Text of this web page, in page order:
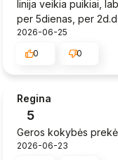
linija veikia puikiai,
per 5dienas, per
2026-06-25
0
0
Regina
5
Geros kokybės
2026-06-23